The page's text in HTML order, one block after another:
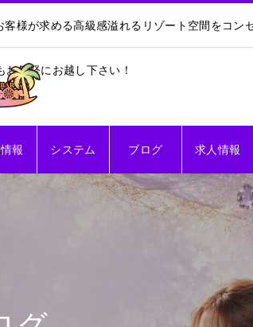
様が求める高級感溢れるリゾート空間をコ
気軽にお越し下さい！
報 システム ブログ 求人情報